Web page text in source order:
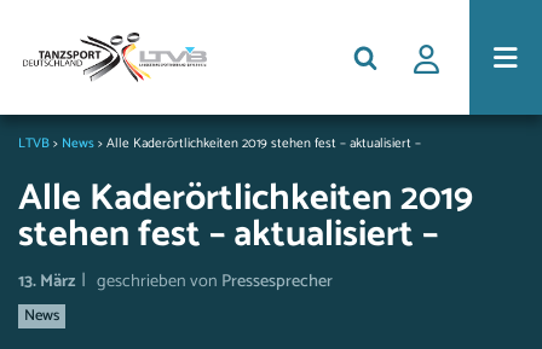
LTVB> News>Alle Kaderörtlichkeiten 2019 stehen fest – aktualisiert –
Alle Kaderörtlichkeiten 2019
stehen fest – aktualisiert –
13. März | geschrieben von Pressesprecher
News